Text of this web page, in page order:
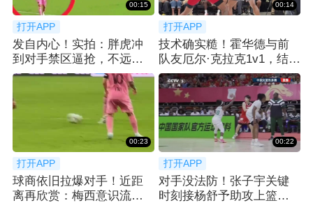
00:15
打开APP
发自内心！实拍：胖虎冲
到对手禁区逼抢，不远处
梅西微笑送上掌声
00:14
打开APP
技术确实糙！霍华德与前
队友厄尔·克拉克1v1，结果
被直接防下
00:23
打开APP
球商依旧拉爆对手！近距
离再欣赏：梅西意识流跑
00:22
打开APP
对手没法防！张子宇关键
时刻接杨舒予助攻上篮打